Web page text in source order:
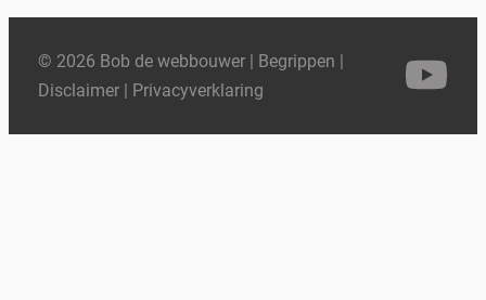
Zoeken
© 2026 Bob de webbouwer | Begrippen |
Disclaimer| Privacyverklaring